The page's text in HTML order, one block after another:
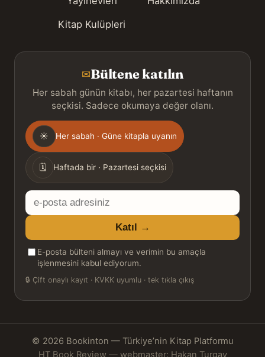
Kitap Kulüpleri
✉Bültene katılın
Her sabah günün kitabı, her pazartesi haftanın
seçkisi. Sadece okumaya değer olanı.
Gönderim
sıklığı
☀ Her sabah · Güne kitapla uyanın
🗓 Haftada bir · Pazartesi seçkisi
E-
posta
adresiniz
Katıl →
E-posta bülteni almayı ve verimin bu amaçla
işlenmesini kabul ediyorum.
🔒 Çift onaylı kayıt · KVKK uyumlu · tek tıkla çıkış
© 2026 Bookinton — Türkiye’nin Kitap Platformu
HT Book Review — webmaster: Hakan Turgay